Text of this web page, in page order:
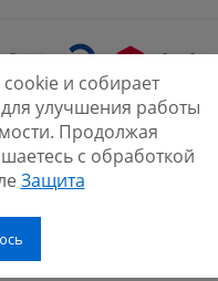
и собирает
улучшения работы
Продолжая
с обработкой
Защита